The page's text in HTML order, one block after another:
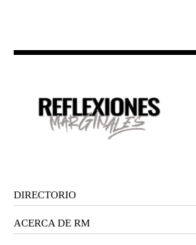
DIRECTORIO
ACERCA DE RM